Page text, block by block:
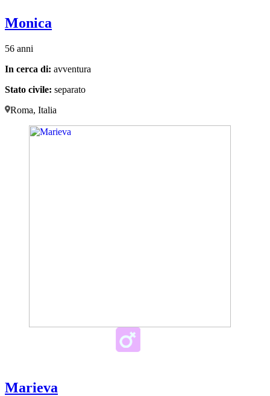
Monica
56 anni
In cerca di: avventura
Stato civile: separato
Roma, Italia
Marieva